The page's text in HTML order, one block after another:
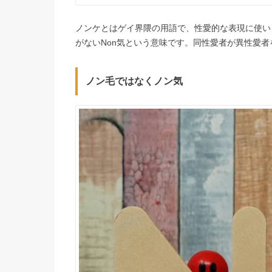
ノンケとはゲイ界隈の用語で、性愛的な表現に使
がないNon気という意味です。同性愛者が異性愛
ノン毛ではなくノン気